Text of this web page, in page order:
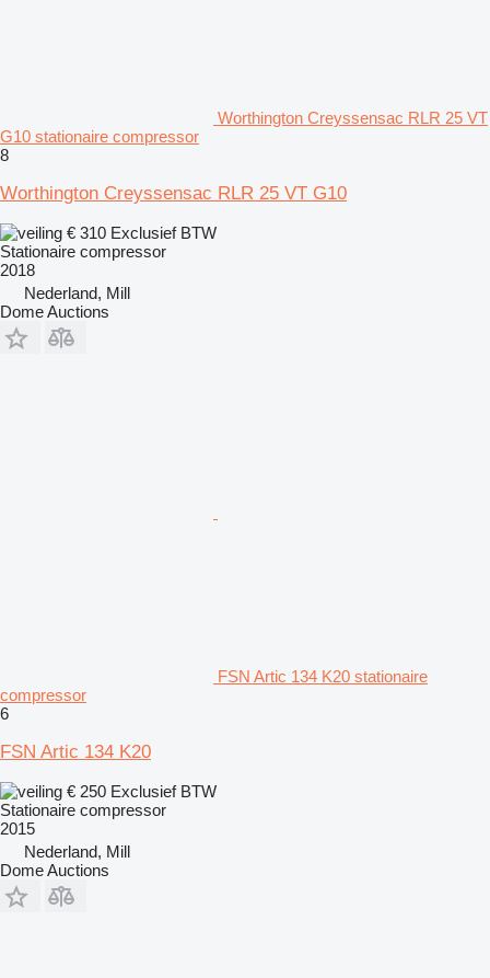
Worthington Creyssensac RLR 25 VT
G10 stationaire compressor
8
Worthington Creyssensac RLR 25 VT G10
€ 310 Exclusief BTW
Stationaire compressor
2018
Nederland, Mill
Dome Auctions
FSN Artic 134 K20 stationaire
compressor
6
FSN Artic 134 K20
€ 250 Exclusief BTW
Stationaire compressor
2015
Nederland, Mill
Dome Auctions